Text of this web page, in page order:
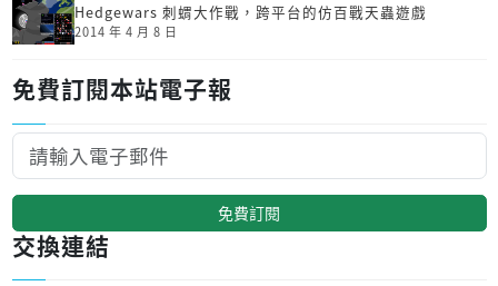
Hedgewars 刺蝟大作戰，跨平台的仿百戰天蟲遊戲
2014 年 4 月 8 日
免費訂閱本站電子報
免費訂閱
交換連結